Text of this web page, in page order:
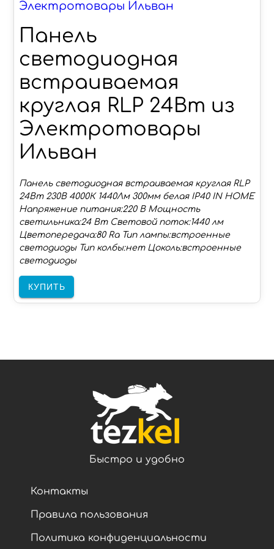
Электротовары Ильван
Панель
светодиодная
встраиваемая
круглая RLP 24Вт из
Электротовары
Ильван
Панель светодиодная встраиваемая круглая RLP
24Вт 230В 4000К 1440Лм 300мм белая IP40 IN HOME
Напряжение питания:220 В Мощность
светильника:24 Вт Световой поток:1440 лм
Цветопередача:80 Ra Тип лампы:встроенные
светодиоды Тип колбы:нет Цоколь:встроенные
светодиоды
КУПИТЬ
Быстро и удобно
Контакты
Правила пользования
Политика конфиденциальности